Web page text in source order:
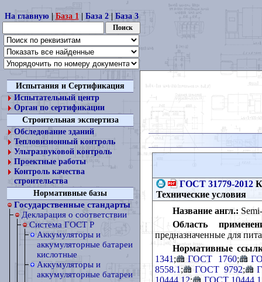
На главную| База 1| База 2| База 3
Испытания и Сертификация
Испытательный центр
Орган по сертификации
Строительная экспертиза
Обследование зданий
Тепловизионный контроль
Ультразвуковой контроль
Проектные работы
Контроль качества
строительства
Нормативные базы
Государственные стандарты
Декларация о соответствии
Cистема ГОСТ Р
Аккумуляторы и
аккумуляторные батареи
кислотные
Аккумуляторы и
аккумуляторные батареи
ГОСТ 31779-2012
Технические условия
Название англ.:
Область
предназначенные для
Нормативные
1341; ГОСТ 1760;
8558.1; ГОСТ 9792;
10444.12;
ГОСТ